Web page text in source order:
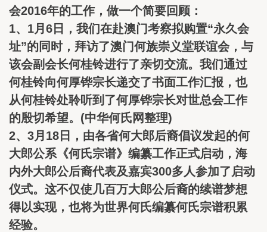
会2016年的工作，做一个简要回顾：
1、1月6日，我们在赴澳门考察拟购置“永久会
址”的同时，拜访了澳门何族崇义堂联谊会，与
该会副会长何桂铃进行了亲切交流。我们通过
何桂铃向何厚铧宗长递交了书面工作汇报，也
从何桂铃处聆听到了何厚铧宗长对世总会工作
的殷切希望。(中华何氏网整理)
2、3月18日，由各省何大郎后裔倡议发起的何
大郎公系《何氏宗谱》编纂工作正式启动，海
内外大郎公后裔代表及嘉宾300多人参加了启动
仪式。这不仅使几百万大郎公后裔的续谱梦想
得以实现，也将为世界何氏编纂何氏宗谱积累
经验。